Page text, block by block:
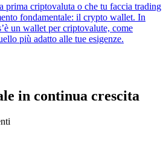
prima criptovaluta o che tu faccia trading
fondamentale: il crypto wallet. In
un wallet per criptovalute, come
più adatto alle tue esigenze.
in continua crescita